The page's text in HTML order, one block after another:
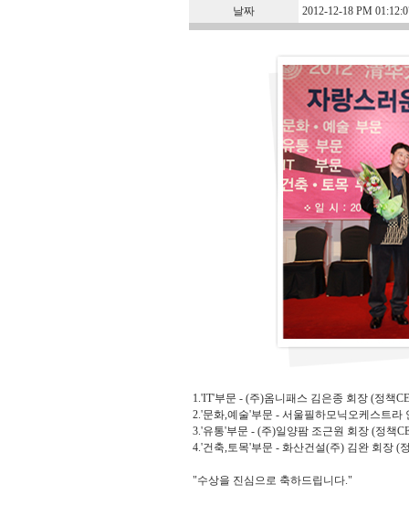
날짜 2012-12-18 PM
1.'IT'부문 - (주)옴니패스 김은종 회장 (정책
2.'문화,예술'부문 - 서울필하모닉오케스트라
3.'유통'부문 - (주)일양팜 조근원 회장 (정책
4.'건축,토목'부문 - 화산건설(주) 김완 회장 (
"수상을 진심으로 축하드립니다."